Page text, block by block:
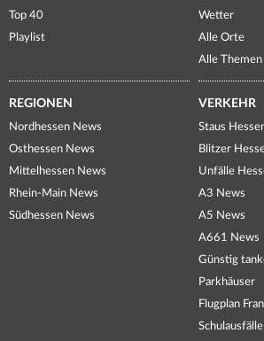
Top 40
Playlist
Wetter
Alle Orte
Alle Themen
REGIONEN
Nordhessen News
Osthessen News
Mittelhessen News
Rhein-Main News
Südhessen News
VERKEHR
Staus
Blitzer
Unfälle
A3 News
A5 News
A661 News
Günstig
Parkhäuser
Flugplan
Schulausfälle